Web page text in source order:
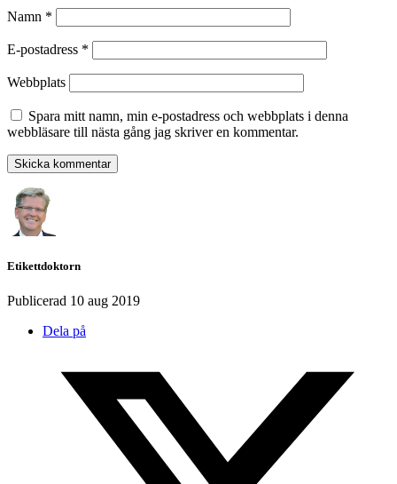
Namn *
E-postadress *
Webbplats
Spara mitt namn, min e-postadress och webbplats i denna
webbläsare till nästa gång jag skriver en kommentar.
Etikettdoktorn
Publicerad 10 aug 2019
Dela på